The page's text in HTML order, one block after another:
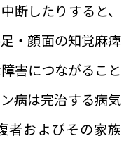
断したりすると、
・顔面の知覚麻痺
害につながること
病は完治する病気
者およびその家族